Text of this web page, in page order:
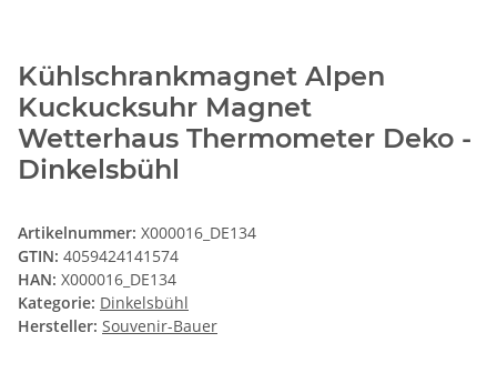
Kühlschrankmagnet Alpen
Kuckucksuhr Magnet
Wetterhaus Thermometer Deko -
Dinkelsbühl
Artikelnummer: X000016_DE134
GTIN: 4059424141574
HAN: X000016_DE134
Kategorie: Dinkelsbühl
Hersteller: Souvenir-Bauer